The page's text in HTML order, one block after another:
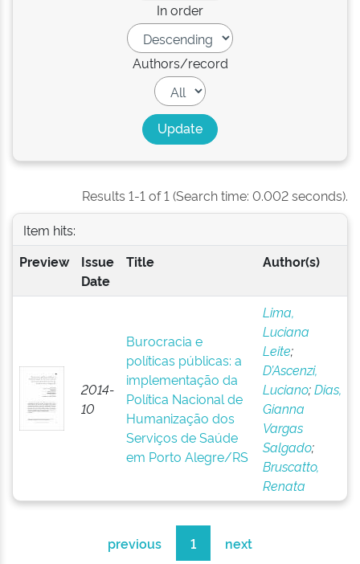
In order
Authors/record
Results 1-1 of 1 (Search time: 0.002 seconds).
Item hits:
Preview
Issue
Date
Title Author(s)
2014-
10
Burocracia e
políticas públicas: a
implementação da
Política Nacional de
Humanização dos
Serviços de Saúde
em Porto Alegre/RS
Lima,
Luciana
Leite;
D’Ascenzi,
Luciano;Dias,
Gianna
Vargas
Salgado;
Bruscatto,
Renata
previous 1 next